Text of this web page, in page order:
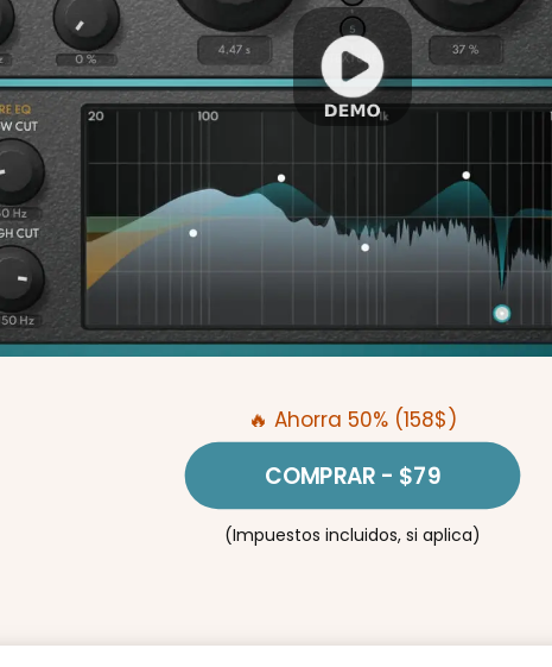
🔥 Ahorra 50% (158$)
COMPRAR - $79
(Impuestos incluidos, si aplica)